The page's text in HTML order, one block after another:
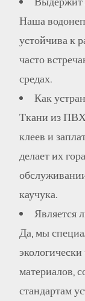
Наша
устойчива к
часто
средах.
Как
Ткани из
клеев и
делает их
каучука.
Является
Да, мы
материалов,
стандартам